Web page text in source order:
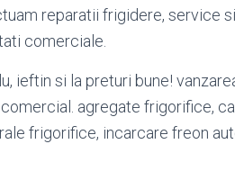
reparatii frigidere, service si
comerciale.
ieftin si la preturi bune!
agregate frigorifice,
frigorifice, incarcare freon